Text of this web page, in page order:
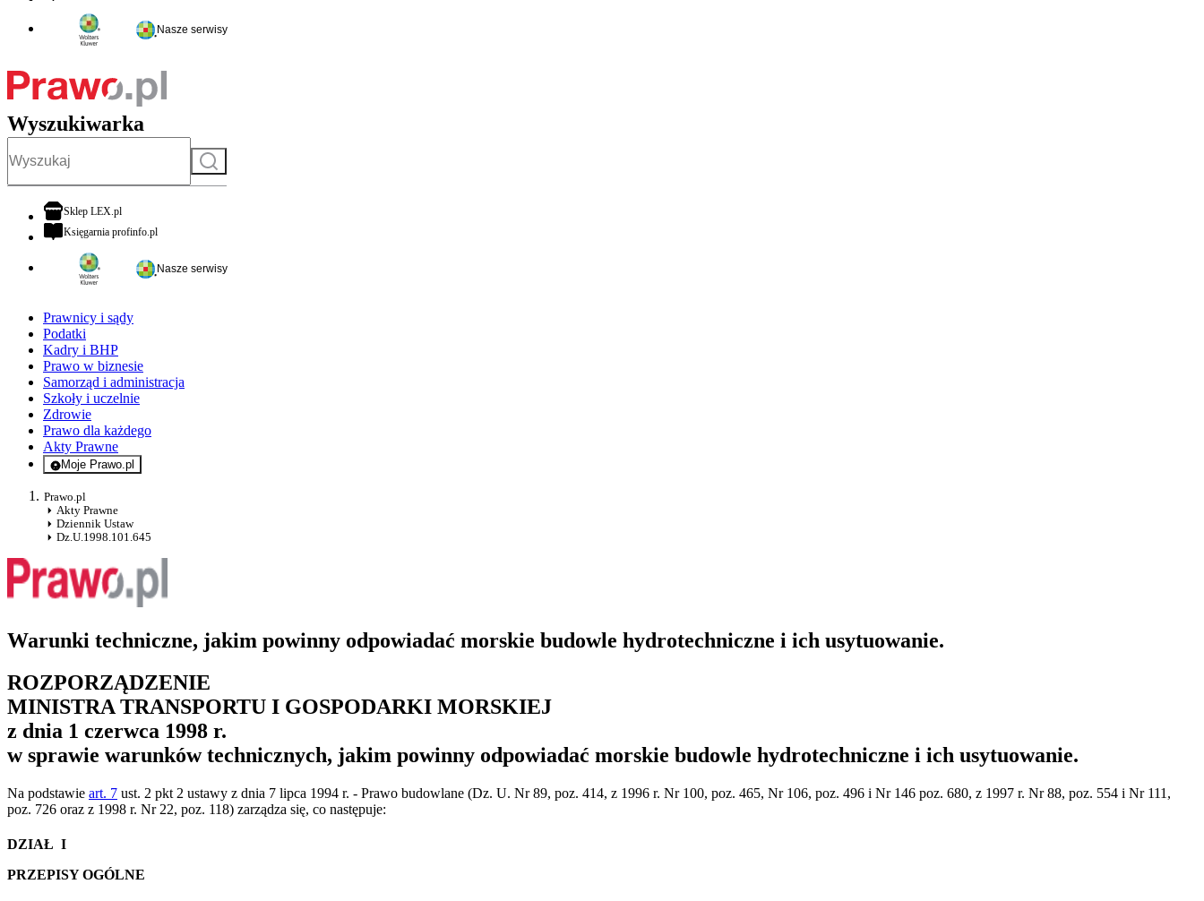
Nasze serwisy
Wyszukiwarka
Szukaj
Sklep LEX.plotwiera się w nowej karcie
Księgarnia profinfo.plotwiera się w nowej karcie
Nasze serwisy
Prawnicy i sądy
Podatki
Kadry i BHP
Prawo w biznesie
Samorząd i administracja
Szkoły i uczelnie
Zdrowie
Prawo dla każdego
Akty Prawne
Moje Prawo.pl
- rejestracja i logowanie do serwisu
Prawo.pl
Akty Prawne
Dziennik Ustaw
Dz.U.1998.101.645
Warunki techniczne, jakim powinny odpowiadać morskie budowle hydrotechniczne i ich usytuowanie.
ROZPORZĄDZENIE
MINISTRA TRANSPORTU I GOSPODARKI MORSKIEJ
z dnia 1 czerwca 1998 r.
w sprawie warunków technicznych, jakim powinny odpowiadać morskie budowle hydrotechniczne i ich usytuowanie.
Na podstawie art. 7 ust. 2 pkt 2 ustawy z dnia 7 lipca 1994 r. - Prawo budowlane (Dz. U. Nr 89, poz. 414, z 1996 r. Nr 100, poz. 465, Nr 106, poz. 496 i Nr 146 poz. 680, z 1997 r. Nr 88, poz. 554 i Nr 111,
poz. 726 oraz z 1998 r. Nr 22, poz. 118) zarządza się, co następuje:
DZIAŁ I
PRZEPISY OGÓLNE